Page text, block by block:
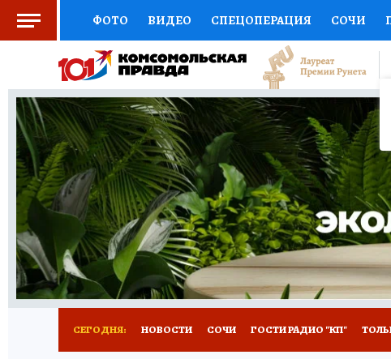
ФОТО ВИДЕО СПЕЦОПЕРАЦИЯ СОЧИ
СОЦПОДДЕРЖКА НАУКА СПОРТ
ВЫБОР ЭКСПЕРТОВ ДОКТОР ФИНАНСЫ
КНИЖНАЯ ПОЛКА ПРОГНОЗЫ НА СПОРТ
ПРЕСС-ЦЕНТР НЕДВИЖИМОСТЬ
ВСЕ О КП РАДИО КП ТЕСТЫ НОВОЕ НА
СЕГОДНЯ: НОВОСТИ СОЧИ ГОСТИ РАДИО "КП"